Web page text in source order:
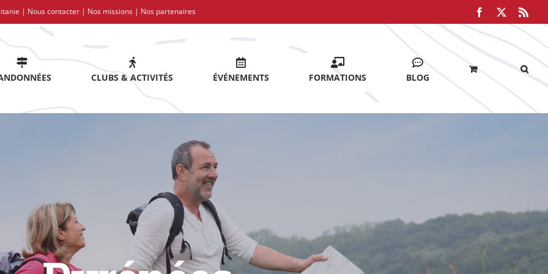
| Nous contacter | Nos missions | Nos partenaires Facebook
CLUBS & ACTIVITÉS ÉVÉNEMENTS FORMATIONS BLOG